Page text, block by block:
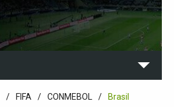
FIFA CONMEBOL Brasil